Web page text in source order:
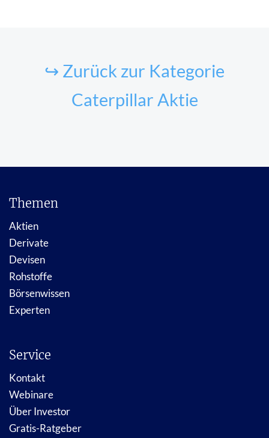
↪ Zurück zur Kategorie
Caterpillar Aktie
Themen
Aktien
Derivate
Devisen
Rohstoffe
Börsenwissen
Experten
Service
Kontakt
Webinare
Über Investor
Gratis-Ratgeber